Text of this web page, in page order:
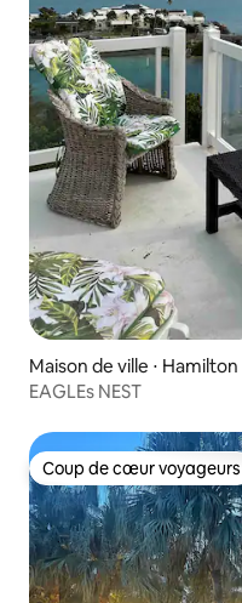
Maison de ville ⋅ Hamilton
EAGLEs NEST
Coup de cœur voyageurs
Coup de cœur voyageurs